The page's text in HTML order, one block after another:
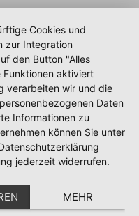
Cookies und
zur Integration
den Button "Alles
aktiviert
verarbeiten wir und die
Daten
Informationen zu
können Sie unter
jederzeit widerrufen.
MEHR